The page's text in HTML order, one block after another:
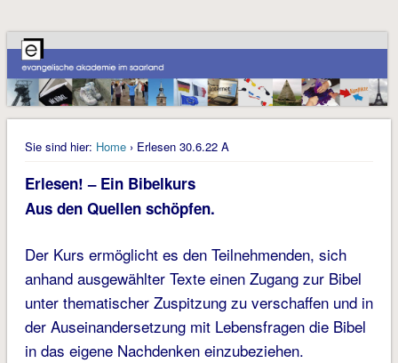
Sie sind hier: Home› Erlesen 30.6.22 A
Erlesen! – Ein Bibelkurs
Aus den Quellen schöpfen.
Der Kurs ermöglicht es den Teilnehmenden, sich
anhand ausgewählter Texte einen Zugang zur Bibel
unter thematischer Zuspitzung zu verschaffen und in
der Auseinandersetzung mit Lebensfragen die Bibel
in das eigene Nachdenken einzubeziehen.